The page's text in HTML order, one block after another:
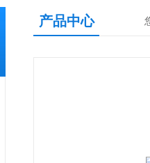
产品中心